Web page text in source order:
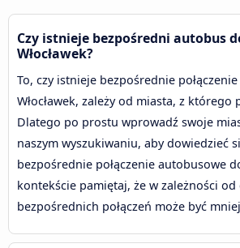
Czy istnieje bezpośredni autobus
Włocławek?
To, czy istnieje bezpośrednie
Włocławek, zależy od miasta, z którego
Dlatego po prostu wprowadź swoje
naszym wyszukiwaniu, aby dowiedzieć
bezpośrednie połączenie autobusowe
kontekście pamiętaj, że w zależności
bezpośrednich połączeń może być